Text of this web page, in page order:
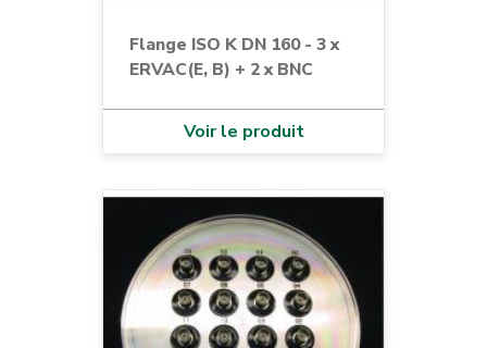
Flange ISO K DN 160 - 3 x
ERVAC(E, B) + 2 x BNC
Voir le produit